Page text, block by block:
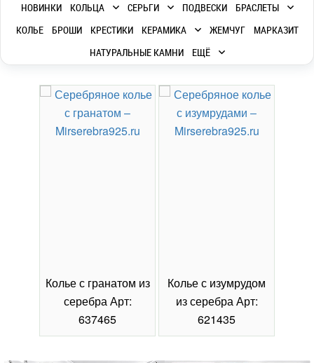
НОВИНКИ КОЛЬЦА СЕРЬГИ ПОДВЕСКИ
БРАСЛЕТЫ
КОЛЬЕ
БРОШИ КРЕСТИКИ КЕРАМИКА ЖЕМЧУГ
МАРКАЗИТ
НАТУРАЛЬНЫЕ КАМНИ
ЕЩЁ
Колье с гранатом из
серебра Арт:
637465
Колье с изумрудом
из серебра Арт:
621435